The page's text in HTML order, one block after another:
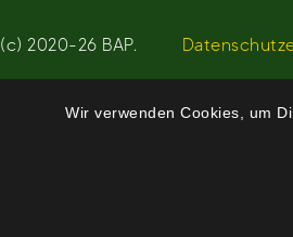
(c) 2020-26 BAP.
Wir verwenden Cookies, um